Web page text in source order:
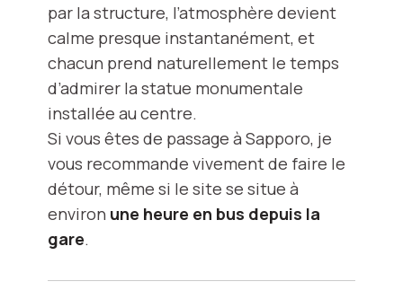
par la structure, l’atmosphère devient
calme presque instantanément, et
chacun prend naturellement le temps
d’admirer la statue monumentale
installée au centre.
Si vous êtes de passage à Sapporo, je
vous recommande vivement de faire le
détour, même si le site se situe à
environ une heure en bus depuis la
gare.